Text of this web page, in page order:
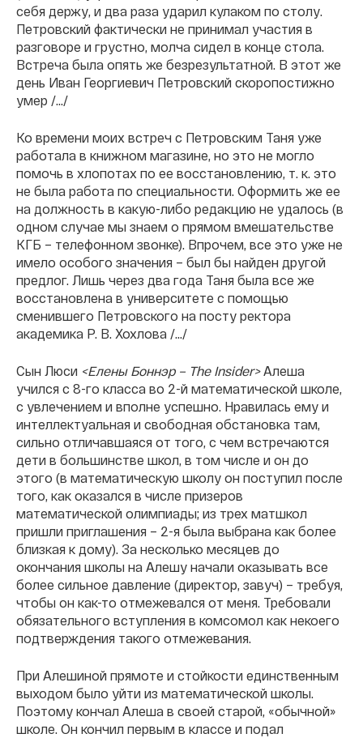
себя держу, и два раза ударил кулаком по столу.
Петровский фактически не принимал участия в
разговоре и грустно, молча сидел в конце стола.
Встреча была опять же безрезультатной. В этот же
день Иван Георгиевич Петровский скоропостижно
умер /.../
Ко времени моих встреч с Петровским Таня уже
работала в книжном магазине, но это не могло
помочь в хлопотах по ее восстановлению, т. к. это
не была работа по специальности. Оформить же ее
на должность в какую-либо редакцию не удалось (в
одном случае мы знаем о прямом вмешательстве
КГБ – телефонном звонке). Впрочем, все это уже не
имело особого значения – был бы найден другой
предлог. Лишь через два года Таня была все же
восстановлена в университете с помощью
сменившего Петровского на посту ректора
академика Р. В. Хохлова /.../
Сын Люси <Елены Боннэр – The Insider>Алеша
учился с 8-го класса во 2-й математической школе,
с увлечением и вполне успешно. Нравилась ему и
интеллектуальная и свободная обстановка там,
сильно отличавшаяся от того, с чем встречаются
дети в большинстве школ, в том числе и он до
этого (в математическую школу он поступил после
того, как оказался в числе призеров
математической олимпиады; из трех матшкол
пришли приглашения – 2-я была выбрана как более
близкая к дому). За несколько месяцев до
окончания школы на Алешу начали оказывать все
более сильное давление (директор, завуч) – требуя,
чтобы он как-то отмежевался от меня. Требовали
обязательного вступления в комсомол как некоего
подтверждения такого отмежевания.
При Алешиной прямоте и стойкости единственным
выходом было уйти из математической школы.
Поэтому кончал Алеша в своей старой, «обычной»
школе. Он кончил первым в классе и подал